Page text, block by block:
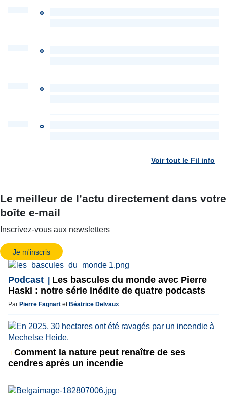
Voir tout le Fil info
Le meilleur de l’actu directement dans votre
boîte e-mail
Inscrivez-vous aux newsletters
Je m'inscris
Podcast
Les bascules du monde avec Pierre
Haski : notre série inédite de quatre podcasts
Par Pierre Fagnart et Béatrice Delvaux
Comment la nature peut renaître de ses
cendres après un incendie